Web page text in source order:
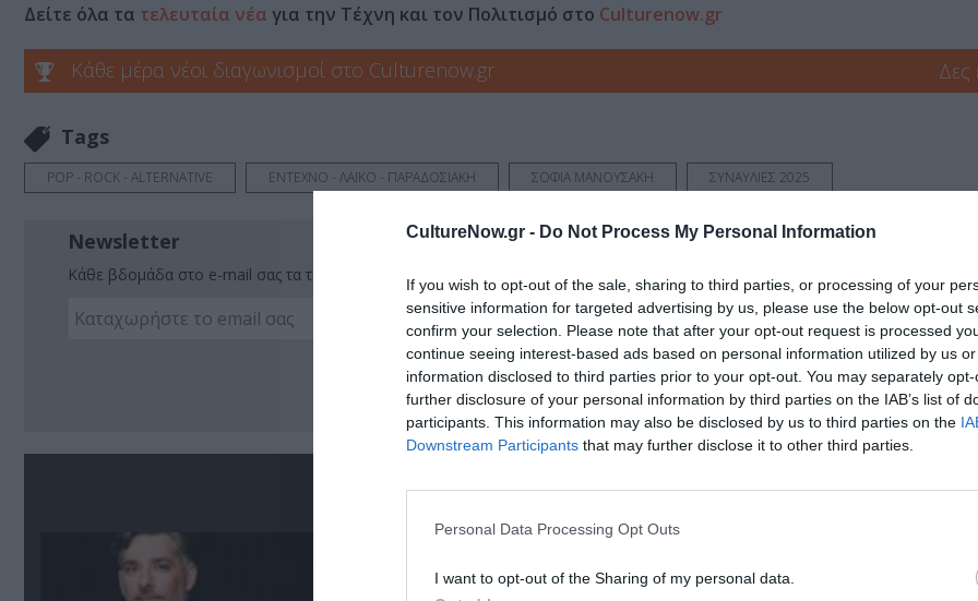
CultureNow.gr - Do Not Process My Personal Information
If you wish to opt-out of the sale, sharing to third parties, or processing of your
sensitive information for targeted advertising by us, please use the below opt-out
confirm your selection. Please note that after your opt-out request is processed
continue seeing interest-based ads based on personal information utilized by us
information disclosed to third parties prior to your opt-out. You may separately
further disclosure of your personal information by third parties on the IAB’s list of
participants. This information may also be disclosed by us to third parties on the
Downstream Participants that may further disclose it to other third parties.
Personal Data Processing Opt Outs
I want to opt-out of the Sharing of my personal data.
Δείτε όλα τα τελευταία νέα για την Τέχνη και τον Πολιτισμό στο Culturenow.gr
Κάθε μέρα νέοι διαγωνισμοί στο Culturenow.gr Δες
Tags
POP - ROCK - ALTERNATIVE ΕΝΤΕΧΝΟ - ΛΑΪΚΟ - ΠΑΡΑΔΟΣΙΑΚΗ ΣΟΦΙΑ ΜΑΝΟΥΣΑΚΗ ΣΥΝΑΥΛΙΕΣ 2025
Newsletter
Κάθε βδομάδα στο e-mail σας τα τελευταία νέα για την Τέχνη και τον Πολιτισμό!
Ακολουθήστε το Culturenow.gr
Σχετικά Άρθρα